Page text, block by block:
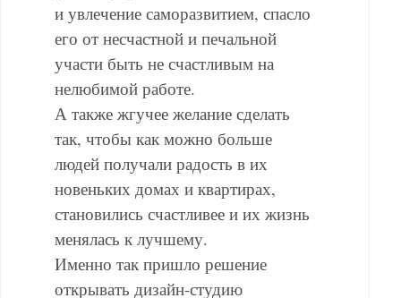
и увлечение саморазвитием, спасло
его от несчастной и печальной
участи быть не счастливым на
нелюбимой работе.
А также жгучее желание сделать
так, чтобы как можно больше
людей получали радость в их
новеньких домах и квартирах,
становились счастливее и их жизнь
менялась к лучшему.
Именно так пришло решение
открывать дизайн-студию